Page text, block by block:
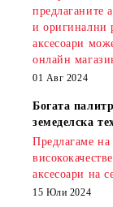
предлаганите
и оригинални
аксесоари
онлайн
01 Авг 2024
Богата
земеделска
Предлагаме
аксесоари на
15 Юли 2024